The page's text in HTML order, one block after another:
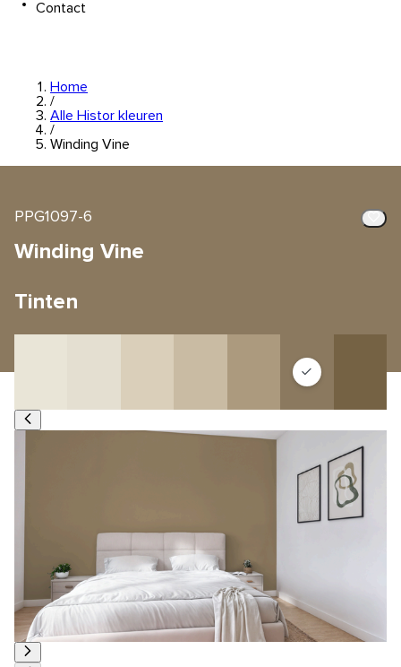
Contact
Home
/
Alle Histor kleuren
/
Winding Vine
PPG1097-6
Winding Vine
Tinten